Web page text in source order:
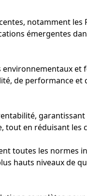
notamment les
émergentes
de performance et
tout en réduisant les
toutes les normes
hauts niveaux de